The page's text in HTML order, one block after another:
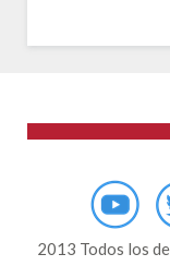
2013 Todos los